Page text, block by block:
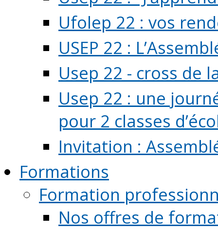
Ufolep 22 : vos
USEP 22 :
Usep 22 - cross de
Usep 22 : une
pour 2 classes
Invitation :
Formations
Formation
Nos offres de